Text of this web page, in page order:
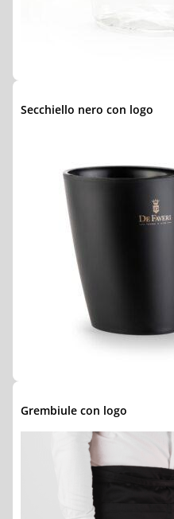
Secchiello nero con logo
Grembiule con logo